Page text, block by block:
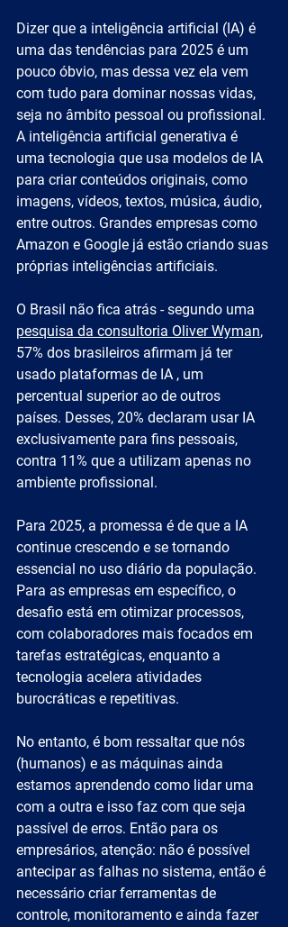
Dizer que a inteligência artificial (IA) é
uma das tendências para 2025 é um
pouco óbvio, mas dessa vez ela vem
com tudo para dominar nossas vidas,
seja no âmbito pessoal ou profissional.
A inteligência artificial generativa é
uma tecnologia que usa modelos de IA
para criar conteúdos originais, como
imagens, vídeos, textos, música, áudio,
entre outros. Grandes empresas como
Amazon e Google já estão criando suas
próprias inteligências artificiais.
O Brasil não fica atrás - segundo uma
pesquisa da consultoria Oliver Wyman,
57% dos brasileiros afirmam já ter
usado plataformas de IA , um
percentual superior ao de outros
países. Desses, 20% declaram usar IA
exclusivamente para fins pessoais,
contra 11% que a utilizam apenas no
ambiente profissional.
Para 2025, a promessa é de que a IA
continue crescendo e se tornando
essencial no uso diário da população.
Para as empresas em específico, o
desafio está em otimizar processos,
com colaboradores mais focados em
tarefas estratégicas, enquanto a
tecnologia acelera atividades
burocráticas e repetitivas.
No entanto, é bom ressaltar que nós
(humanos) e as máquinas ainda
estamos aprendendo como lidar uma
com a outra e isso faz com que seja
passível de erros. Então para os
empresários, atenção: não é possível
antecipar as falhas no sistema, então é
necessário criar ferramentas de
controle, monitoramento e ainda fazer